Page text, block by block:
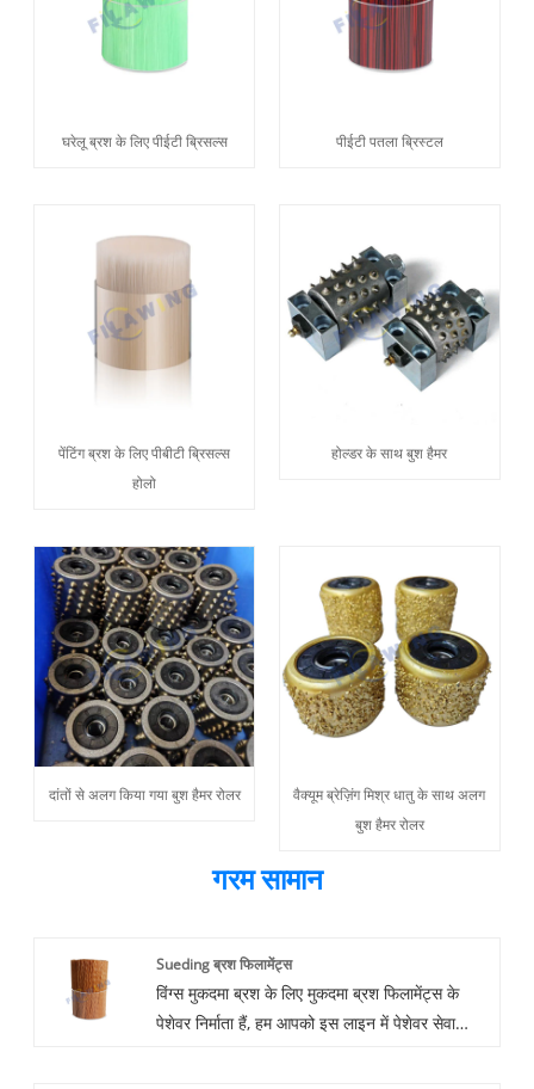
घरेलू ब्रश के लिए पीईटी ब्रिसल्स पीईटी पतला ब्रिस्टल
पेंटिंग ब्रश के लिए पीबीटी ब्रिसल्स
होलो
होल्डर के साथ बुश हैमर
दांतों से अलग किया गया बुश हैमर रोलर
वैक्यूम ब्रेज़िंग मिश्र धातु के साथ अलग
बुश हैमर रोलर
गरम सामान
Sueding ब्रश फिलामेंट्स
विंग्स मुकदमा ब्रश के लिए मुकदमा ब्रश फिलामेंट्स के
पेशेवर निर्माता हैं, हम आपको इस लाइन में पेशेवर सेवा